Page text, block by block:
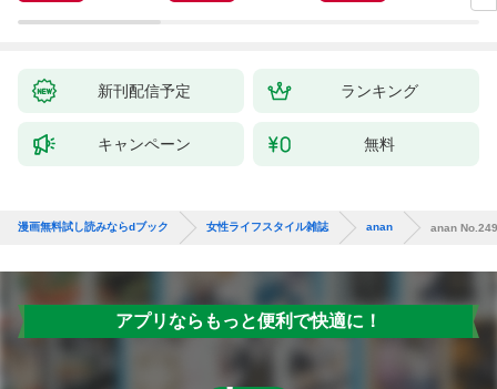
新刊配信予定 ランキング
キャンペーン 無料
漫画無料試し読みならdブック 女性ライフスタイル雑誌 anan anan
アプリならもっと便利で快適に！